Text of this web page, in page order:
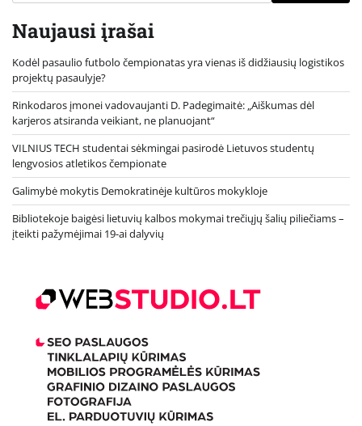
Naujausi įrašai
Kodėl pasaulio futbolo čempionatas yra vienas iš didžiausių logistikos
projektų pasaulyje?
Rinkodaros įmonei vadovaujanti D. Padegimaitė: „Aiškumas dėl
karjeros atsiranda veikiant, ne planuojant“
VILNIUS TECH studentai sėkmingai pasirodė Lietuvos studentų
lengvosios atletikos čempionate
Galimybė mokytis Demokratinėje kultūros mokykloje
Bibliotekoje baigėsi lietuvių kalbos mokymai trečiųjų šalių piliečiams –
įteikti pažymėjimai 19-ai dalyvių